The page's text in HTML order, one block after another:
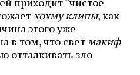
хохму клипы, как
этого уже
в том, что свет макиф
отталкивать зло